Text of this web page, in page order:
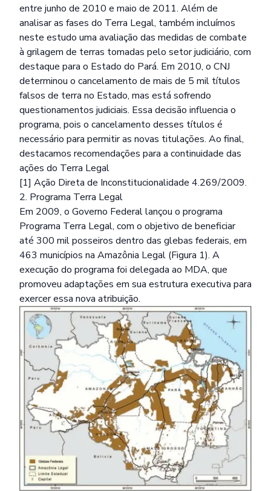
entre junho de 2010 e maio de 2011. Além de
analisar as fases do Terra Legal, também incluímos
neste estudo uma avaliação das medidas de combate
à grilagem de terras tomadas pelo setor judiciário, com
destaque para o Estado do Pará. Em 2010, o CNJ
determinou o cancelamento de mais de 5 mil títulos
falsos de terra no Estado, mas está sofrendo
questionamentos judiciais. Essa decisão influencia o
programa, pois o cancelamento desses títulos é
necessário para permitir as novas titulações. Ao final,
destacamos recomendações para a continuidade das
ações do Terra Legal
[1] Ação Direta de Inconstitucionalidade 4.269/2009.
2. Programa Terra Legal
Em 2009, o Governo Federal lançou o programa
Programa Terra Legal, com o objetivo de beneficiar
até 300 mil posseiros dentro das glebas federais, em
463 municípios na Amazônia Legal (Figura 1). A
execução do programa foi delegada ao MDA, que
promoveu adaptações em sua estrutura executiva para
exercer essa nova atribuição.